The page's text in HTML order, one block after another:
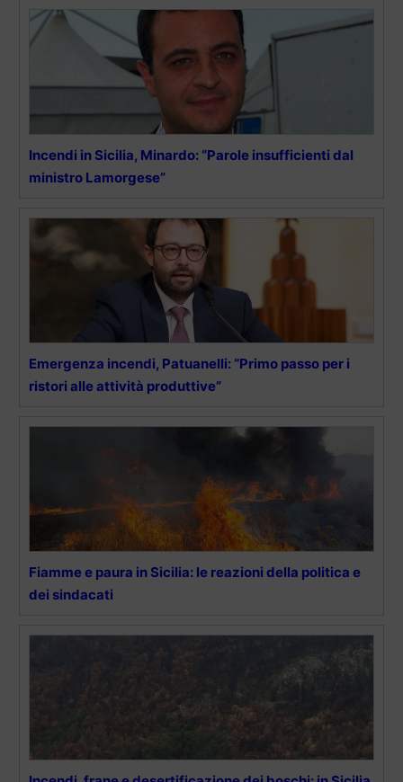
Incendi in Sicilia, Minardo: “Parole insufficienti dal
ministro Lamorgese”
Emergenza incendi, Patuanelli: “Primo passo per i
ristori alle attività produttive”
Fiamme e paura in Sicilia: le reazioni della politica e
dei sindacati